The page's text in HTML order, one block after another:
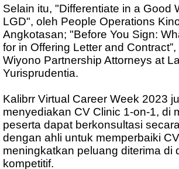
Selain itu, "Differentiate in a Good
LGD", oleh People Operations
Angkotasan; "Before You Sign:
for in Offering Letter and
Wiyono Partnership Attorneys at
Yurisprudentia.
Kalibrr Virtual Career Week 2023
menyediakan CV Clinic 1-on-1, di
peserta dapat berkonsultasi
dengan ahli untuk memperbaiki
meningkatkan peluang diterima di
kompetitif.